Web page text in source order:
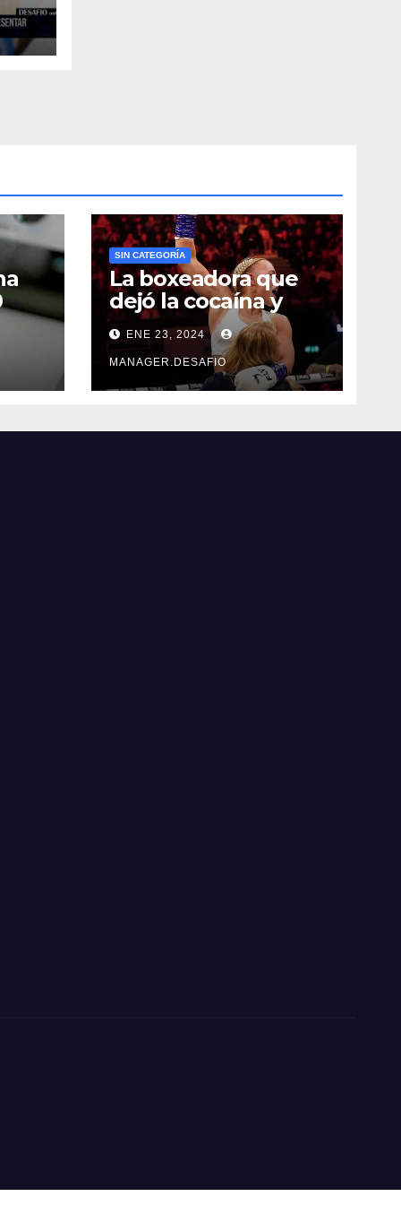
SIN CATEGORÍA
La boxeadora que
dejó la cocaína y
ahora quiere
triunfar en el ring​
ENE 23, 2024
MANAGER.DESAFIO